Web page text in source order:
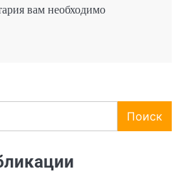
вам необходимо
Поиск